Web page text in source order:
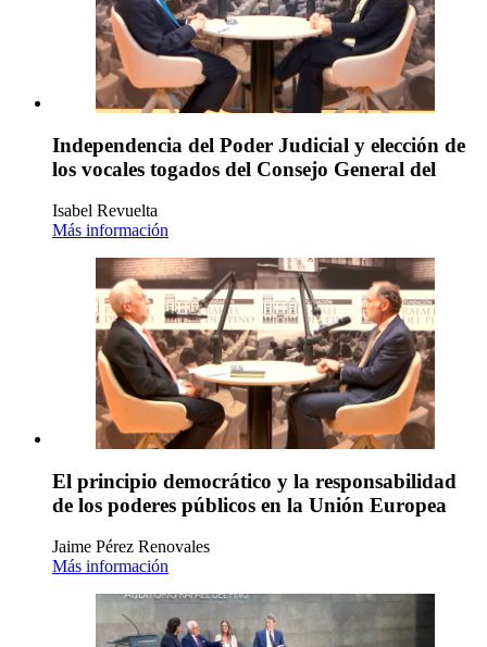
Independencia del Poder Judicial y elección de
los vocales togados del Consejo General del
Isabel Revuelta
Más información
El principio democrático y la responsabilidad
de los poderes públicos en la Unión Europea
Jaime Pérez Renovales
Más información